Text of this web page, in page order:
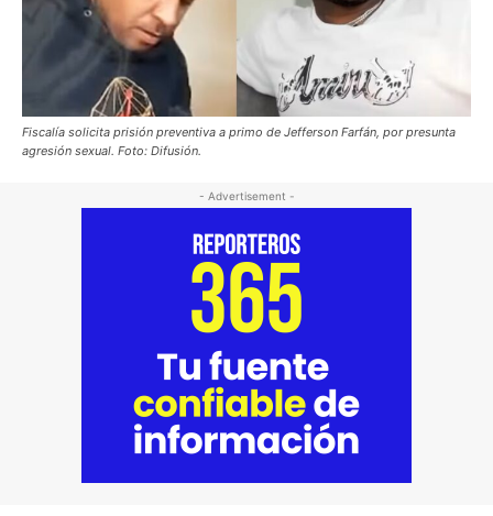
Fiscalía solicita prisión preventiva a primo de Jefferson Farfán, por presunta
agresión sexual. Foto: Difusión.
- Advertisement -